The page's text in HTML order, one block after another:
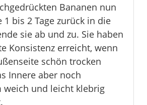
Bananen nun
bis 2 Tage zurück in die
sie ab und zu. Sie haben
Konsistenz erreicht, wenn
schön trocken
Innere aber noch
weich und leicht klebrig